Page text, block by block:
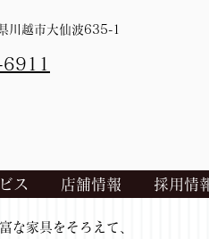
越市大仙波635-1
ス 店舗情報 採用情
な家具をそろえて、